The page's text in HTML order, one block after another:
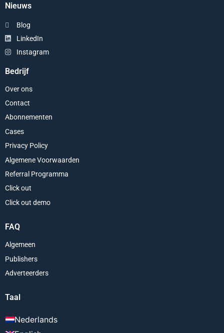
Nieuws
Blog
LinkedIn
Instagram
Bedrijf
Over ons
Contact
Abonnementen
Cases
Privacy Policy
Algemene Voorwaarden
Referral Programma
Click out
Click out demo
FAQ
Algemeen
Publishers
Adverteerders
Taal
Nederlands